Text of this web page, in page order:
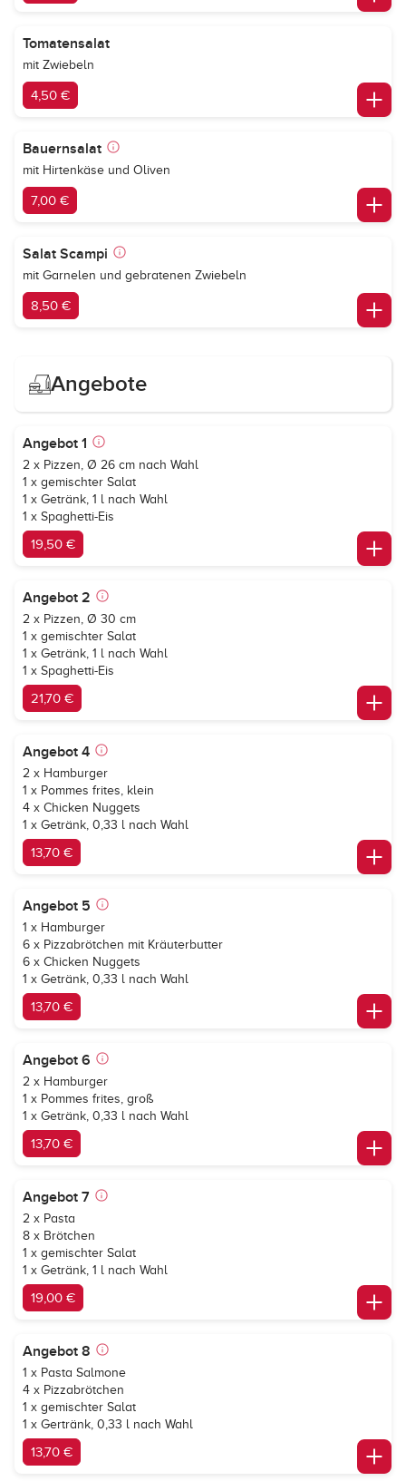
Tomatensalat
mit Zwiebeln
4,50 €
Bauernsalat
mit Hirtenkäse und Oliven
7,00 €
Salat Scampi
mit Garnelen und gebratenen Zwiebeln
8,50 €
Angebote
Angebot 1
2 x Pizzen, Ø 26 cm nach Wahl
1 x gemischter Salat
1 x Getränk, 1 l nach Wahl
1 x Spaghetti-Eis
19,50 €
Angebot 2
2 x Pizzen, Ø 30 cm
1 x gemischter Salat
1 x Getränk, 1 l nach Wahl
1 x Spaghetti-Eis
21,70 €
Angebot 4
2 x Hamburger
1 x Pommes frites, klein
4 x Chicken Nuggets
1 x Getränk, 0,33 l nach Wahl
13,70 €
Angebot 5
1 x Hamburger
6 x Pizzabrötchen mit Kräuterbutter
6 x Chicken Nuggets
1 x Getränk, 0,33 l nach Wahl
13,70 €
Angebot 6
2 x Hamburger
1 x Pommes frites, groß
1 x Getränk, 0,33 l nach Wahl
13,70 €
Angebot 7
2 x Pasta
8 x Brötchen
1 x gemischter Salat
1 x Getränk, 1 l nach Wahl
19,00 €
Angebot 8
1 x Pasta Salmone
4 x Pizzabrötchen
1 x gemischter Salat
1 x Gertränk, 0,33 l nach Wahl
13,70 €